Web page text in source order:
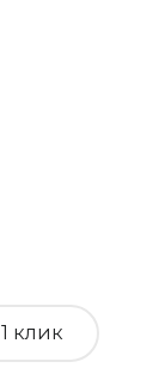
клик